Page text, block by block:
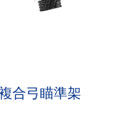
合弓瞄準架